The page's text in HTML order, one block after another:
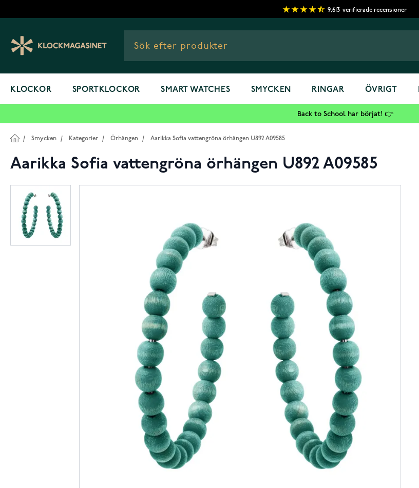
9,613 verifierade recensioner
KLOCKOR SPORTKLOCKOR SMART WATCHES SMYCKEN RINGAR ÖVRIGT
Back to School har börjat! 👉
/ Smycken / Kategorier / Örhängen / Aarikka Sofia vattengröna örhängen U892 A09585
Aarikka Sofia vattengröna örhängen U892 A09585